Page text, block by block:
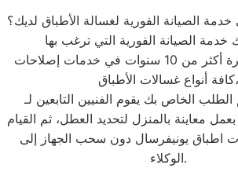
الصيانة الفورية لغسالة الأطباق لديك؟
كما إننا نمتلك خبرة أكثر من 10 سنوات في خدمات إصلاحات
كافة أنواع غسالات الأطباق،
الطلب الخاص بك يقوم الفنيين التابعين لـ
معاينة بالمنزل لتحديد العطل، ثم القيام
اطباق يونيفرسال دون سحب الجهاز إلى
الوكلاء.